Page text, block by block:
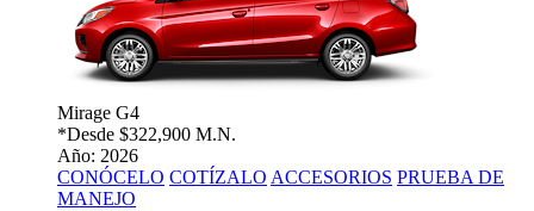
Mirage G4
*Desde $322,900 M.N.
Año: 2026
CONÓCELO COTÍZALO ACCESORIOS PRUEBA DE
MANEJO